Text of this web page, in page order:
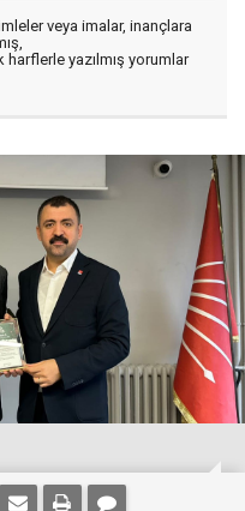
veya imalar, inançlara
yazılmış yorumlar